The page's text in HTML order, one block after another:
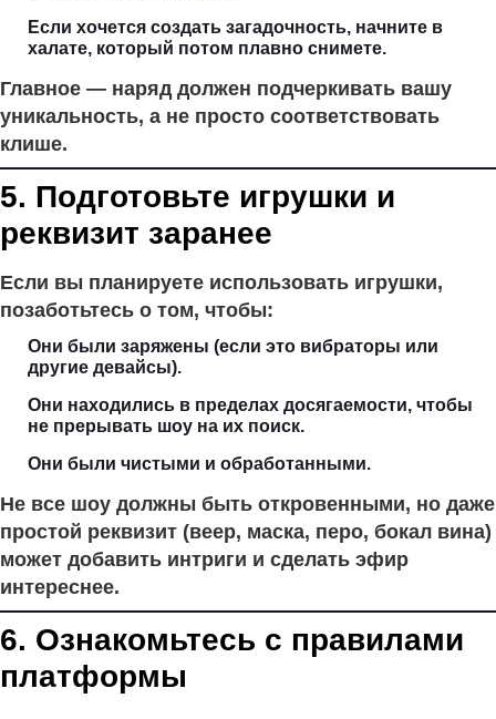
Если хочется создать загадочность, начните в
халате, который потом плавно снимете.
Главное — наряд должен подчеркивать вашу
уникальность, а не просто соответствовать
клише.
5. Подготовьте игрушки и
реквизит заранее
Если вы планируете использовать игрушки,
позаботьтесь о том, чтобы:
Они были заряжены (если это вибраторы или
другие девайсы).
Они находились в пределах досягаемости, чтобы
не прерывать шоу на их поиск.
Они были чистыми и обработанными.
Не все шоу должны быть откровенными, но даже
простой реквизит (веер, маска, перо, бокал вина)
может добавить интриги и сделать эфир
интереснее.
6. Ознакомьтесь с правилами
платформы